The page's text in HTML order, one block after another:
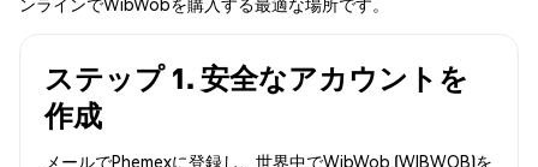
ステップ 1. 安全なアカウントを
作成
メールでPhemexに登録し、世界中でWibWob (WIBWOB)を